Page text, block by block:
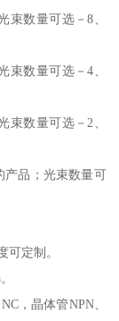
束数量可选－8、
束数量可选－4、
束数量可选－2、
产品；光束数量可
可定制。
，晶体管NPN、